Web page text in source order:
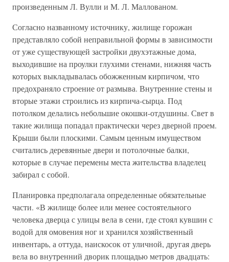
произведенным Л. Вулли и М. Л. Маллованом.
Согласно названному источнику, жилище горожан
представляло собой неправильной формы в зависимости
от уже существующей застройки двухэтажные дома,
выходившие на проулки глухими стенами, нижняя часть
которых выкладывалась обожженным кирпичом, что
предохраняло строение от размыва. Внутренние стены и
вторые этажи строились из кирпича-сырца. Под
потолком делались небольшие окошки-отдушины. Свет в
такие жилища попадал практически через дверной проем.
Крыши были плоскими. Самым ценным имуществом
считались деревянные двери и потолочные балки,
которые в случае перемены места жительства владелец
забирал с собой.
Планировка предполагала определенные обязательные
части. «В жилище более или менее состоятельного
человека дверца с улицы вела в сени, где стоял кувшин с
водой для омовения ног и хранился хозяйственный
инвентарь, а оттуда, наискосок от уличной, другая дверь
вела во внутренний дворик площадью метров двадцать: